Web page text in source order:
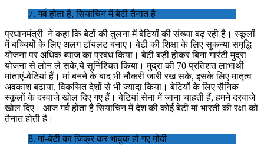
7. गर्व होता है, सियाचिन में बेटी तैनात है
प्रधानमंत्री ने कहा कि बेटों की तुलना में बेटियों की संख्या बढ़ रही है। स्कूलों
में बच्चियों के लिए अलग टॉयलट बनाए। बेटी की शिक्षा के लिए सुकन्या समृद्धि
योजना पर अधिक ब्याज का प्रबंध किया। बेटी बड़ी होकर बिना गारंटी मुद्रा
योजना से लोन ले सके,ये सुनिश्चित किया। मुद्रा की 70 प्रतिशत लाभार्थी
मांताएं-बेटियां हैं। मां बनने के बाद भी नौकरी जारी रख सके, इसके लिए मातृत्व
अवकाश बढ़ाया, विकसित देशों से भी ज्यादा किया। बेटियों के लिए सैनिक
स्कूलों के दरवाजे खोल दिए गए हैं। बेटियां सेना में जाना चाहती हैं, हमने दरवाजे
खोल दिए। आज गर्व होता है सियाचिन में देश की कोई बेटी मां भारती की रक्षा को
तैनात होती है।
8. मां-बेटी का जिक्र कर भावुक हो गए मोदी